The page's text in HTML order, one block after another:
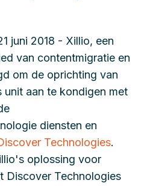
juni 2018 - Xillio, een
van contentmigratie en
om de oprichting van
unit aan te kondigen met
diensten en
Technologies.
oplossing voor
Discover Technologies